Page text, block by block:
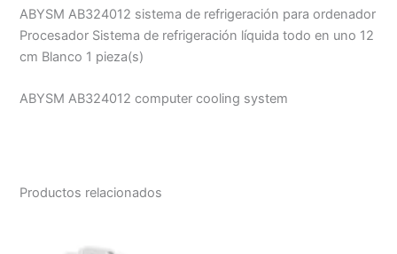
ABYSM AB324012 sistema de refrigeración para ordenador
Procesador Sistema de refrigeración líquida todo en uno 12
cm Blanco 1 pieza(s)
ABYSM AB324012 computer cooling system
Productos relacionados